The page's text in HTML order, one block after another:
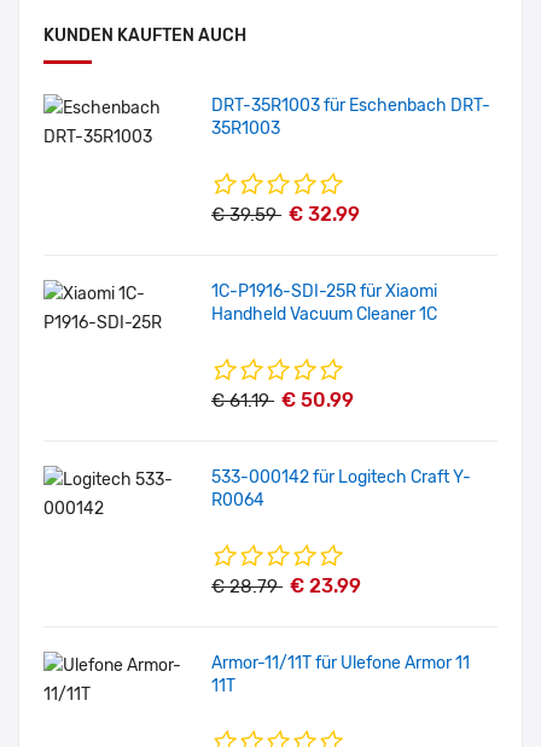
KUNDEN KAUFTEN AUCH
DRT-35R1003 für Eschenbach DRT-
35R1003
€ 39.59 € 32.99
1C-P1916-SDI-25R für Xiaomi
Handheld Vacuum Cleaner 1C
€ 61.19 € 50.99
533-000142 für Logitech Craft Y-
R0064
€ 28.79 € 23.99
Armor-11/11T für Ulefone Armor 11
11T